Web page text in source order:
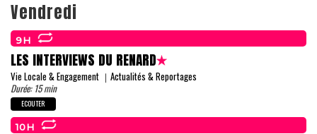
Vendredi
9H
LES INTERVIEWS DU RENARD
Vie Locale & Engagement ｜Actualités & Reportages
Durée: 15 min
ECOUTER
10H